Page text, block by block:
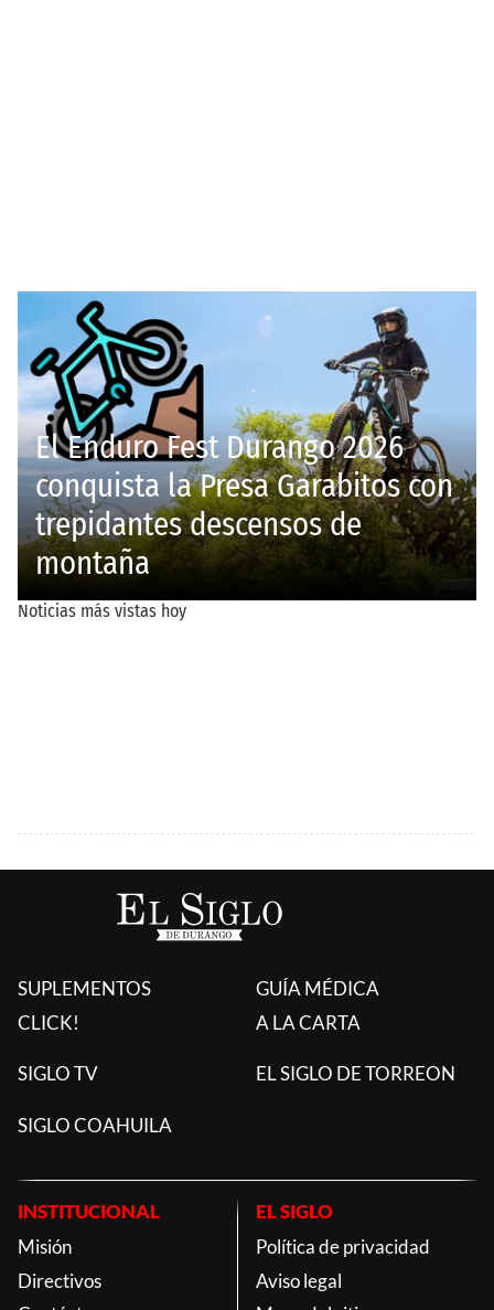
SUPLEMENTOS
CLICK!
GUÍA MÉDICA
A LA CARTA
SIGLO TV EL SIGLO DE TORREON
SIGLO COAHUILA
INSTITUCIONAL
Misión
Directivos
EL SIGLO
Política de privacidad
Aviso legal